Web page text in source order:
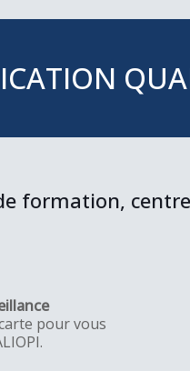
formation,
pour vous